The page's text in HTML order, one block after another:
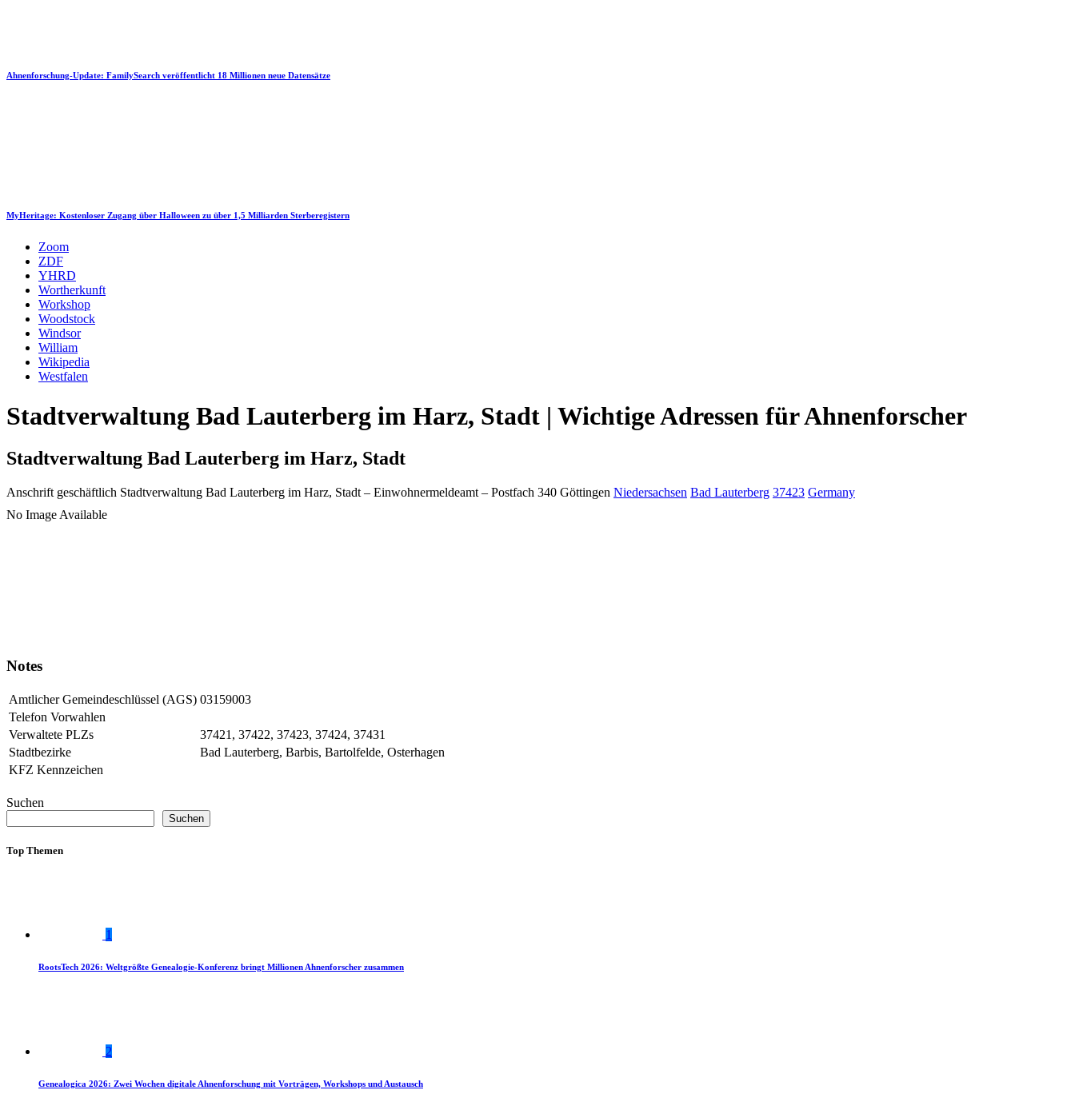
Ahnenforschung-Update: FamilySearch veröffentlicht 18 Millionen neue Datensätze
MyHeritage: Kostenloser Zugang über Halloween zu über 1,5 Milliarden Sterberegistern
Zoom
ZDF
YHRD
Wortherkunft
Workshop
Woodstock
Windsor
William
Wikipedia
Westfalen
Stadtverwaltung Bad Lauterberg im Harz, Stadt | Wichtige Adressen für Ahnenforscher
Stadtverwaltung Bad Lauterberg im Harz, Stadt
Anschrift geschäftlich Stadtverwaltung Bad Lauterberg im Harz, Stadt – Einwohnermeldeamt – Postfach 340 Göttingen Niedersachsen Bad Lauterberg 37423 Germany
No Image Available
Notes
Amtlicher Gemeindeschlüssel (AGS) 03159003
Telefon Vorwahlen
Verwaltete PLZs
37421, 37422, 37423, 37424, 37431
Stadtbezirke
Bad Lauterberg, Barbis, Bartolfelde, Osterhagen
KFZ Kennzeichen
Suchen
Suchen
Top Themen
1
RootsTech 2026: Weltgrößte Genealogie-Konferenz bringt Millionen Ahnenforscher zusammen
2
Genealogica 2026: Zwei Wochen digitale Ahnenforschung mit Vorträgen, Workshops und Austausch